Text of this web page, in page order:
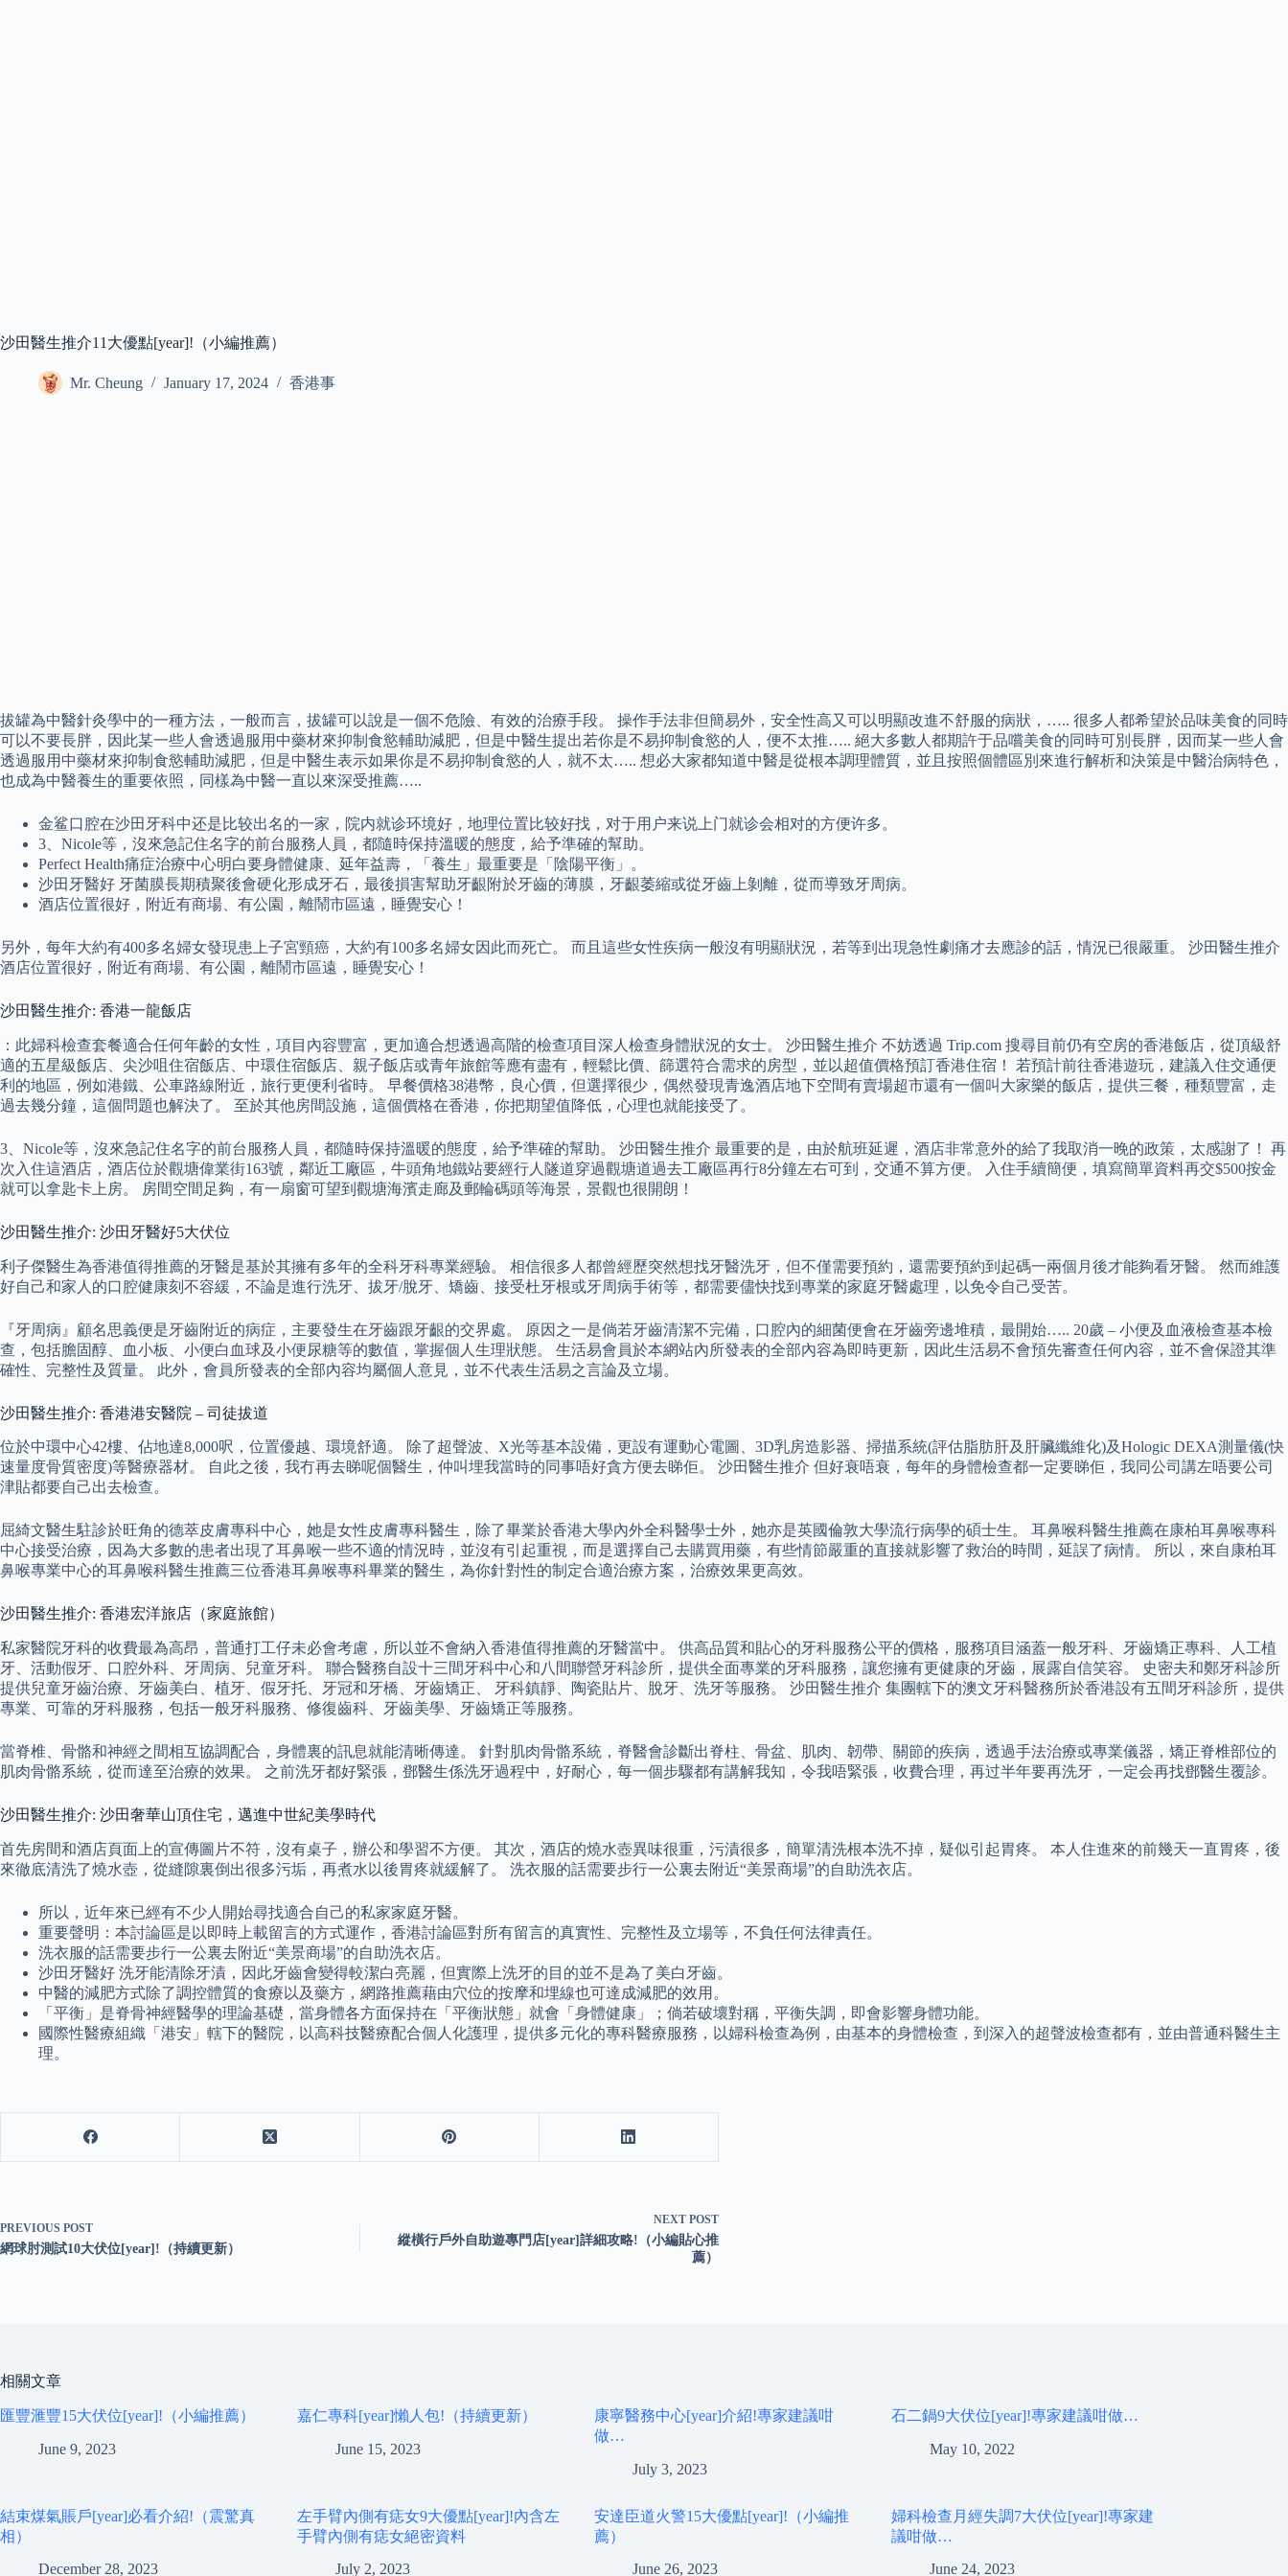
沙田醫生推介11大優點[year]!（小編推薦）
Mr. Cheung January 17, 2024 香港事
拔罐為中醫針灸學中的一種方法，一般而言，拔罐可以說是一個不危險、有效的治療手段。 操作手法非但簡易外，安全性高又可以明顯改進不舒服的病狀，….. 很多人都希望於品味美食的同時
可以不要長胖，因此某一些人會透過服用中藥材來抑制食慾輔助減肥，但是中醫生提出若你是不易抑制食慾的人，便不太推….. 絕大多數人都期許于品嚐美食的同時可別長胖，因而某一些人會
透過服用中藥材來抑制食慾輔助減肥，但是中醫生表示如果你是不易抑制食慾的人，就不太….. 想必大家都知道中醫是從根本調理體質，並且按照個體區別來進行解析和決策是中醫治病特色，
也成為中醫養生的重要依照，同樣為中醫一直以來深受推薦…..
金鲨口腔在沙田牙科中还是比较出名的一家，院内就诊环境好，地理位置比较好找，对于用户来说上门就诊会相对的方便许多。
3、Nicole等，沒來急記住名字的前台服務人員，都隨時保持溫暖的態度，給予準確的幫助。
Perfect Health痛症治療中心明白要身體健康、延年益壽，「養生」最重要是「陰陽平衡」。
沙田牙醫好 牙菌膜長期積聚後會硬化形成牙石，最後損害幫助牙齦附於牙齒的薄膜，牙齦萎縮或從牙齒上剝離，從而導致牙周病。
酒店位置很好，附近有商場、有公園，離鬧市區遠，睡覺安心！
另外，每年大約有400多名婦女發現患上子宮頸癌，大約有100多名婦女因此而死亡。 而且這些女性疾病一般沒有明顯狀況，若等到出現急性劇痛才去應診的話，情況已很嚴重。 沙田醫生推介
酒店位置很好，附近有商場、有公園，離鬧市區遠，睡覺安心！
沙田醫生推介: 香港一龍飯店
：此婦科檢查套餐適合任何年齡的女性，項目內容豐富，更加適合想透過高階的檢查項目深人檢查身體狀況的女士。 沙田醫生推介 不妨透過 Trip.com 搜尋目前仍有空房的香港飯店，從頂級舒
適的五星級飯店、尖沙咀住宿飯店、中環住宿飯店、親子飯店或青年旅館等應有盡有，輕鬆比價、篩選符合需求的房型，並以超值價格預訂香港住宿！ 若預計前往香港遊玩，建議入住交通便
利的地區，例如港鐵、公車路線附近，旅行更便利省時。 早餐價格38港幣，良心價，但選擇很少，偶然發現青逸酒店地下空間有賣場超市還有一個叫大家樂的飯店，提供三餐，種類豐富，走
過去幾分鐘，這個問題也解決了。 至於其他房間設施，這個價格在香港，你把期望值降低，心理也就能接受了。
3、Nicole等，沒來急記住名字的前台服務人員，都隨時保持溫暖的態度，給予準確的幫助。 沙田醫生推介 最重要的是，由於航班延遲，酒店非常意外的給了我取消一晚的政策，太感謝了！ 再
次入住這酒店，酒店位於觀塘偉業街163號，鄰近工廠區，牛頭角地鐵站要經行人隧道穿過觀塘道過去工廠區再行8分鐘左右可到，交通不算方便。 入住手續簡便，填寫簡單資料再交$500按金
就可以拿匙卡上房。 房間空間足夠，有一扇窗可望到觀塘海濱走廊及郵輪碼頭等海景，景觀也很開朗！
沙田醫生推介: 沙田牙醫好5大伏位
利子傑醫生為香港值得推薦的牙醫是基於其擁有多年的全科牙科專業經驗。 相信很多人都曾經歷突然想找牙醫洗牙，但不僅需要預約，還需要預約到起碼一兩個月後才能夠看牙醫。 然而維護
好自己和家人的口腔健康刻不容緩，不論是進行洗牙、拔牙/脫牙、矯齒、接受杜牙根或牙周病手術等，都需要儘快找到專業的家庭牙醫處理，以免令自己受苦。
『牙周病』顧名思義便是牙齒附近的病症，主要發生在牙齒跟牙齦的交界處。 原因之一是倘若牙齒清潔不完備，口腔內的細菌便會在牙齒旁邊堆積，最開始….. 20歲 – 小便及血液檢查基本檢
查，包括膽固醇、血小板、小便白血球及小便尿糖等的數值，掌握個人生理狀態。 生活易會員於本網站內所發表的全部內容為即時更新，因此生活易不會預先審查任何內容，並不會保證其準
確性、完整性及質量。 此外，會員所發表的全部內容均屬個人意見，並不代表生活易之言論及立場。
沙田醫生推介: 香港港安醫院 – 司徒拔道
位於中環中心42樓、佔地達8,000呎，位置優越、環境舒適。 除了超聲波、X光等基本設備，更設有運動心電圖、3D乳房造影器、掃描系統(評估脂肪肝及肝臟纖維化)及Hologic DEXA測量儀(快
速量度骨質密度)等醫療器材。 自此之後，我冇再去睇呢個醫生，仲叫埋我當時的同事唔好貪方便去睇佢。 沙田醫生推介 但好衰唔衰，每年的身體檢查都一定要睇佢，我同公司講左唔要公司
津貼都要自己出去檢查。
屈綺文醫生駐診於旺角的德萃皮膚專科中心，她是女性皮膚專科醫生，除了畢業於香港大學內外全科醫學士外，她亦是英國倫敦大學流行病學的碩士生。 耳鼻喉科醫生推薦在康柏耳鼻喉專科
中心接受治療，因為大多數的患者出現了耳鼻喉一些不適的情況時，並沒有引起重視，而是選擇自己去購買用藥，有些情節嚴重的直接就影響了救治的時間，延誤了病情。 所以，來自康柏耳
鼻喉專業中心的耳鼻喉科醫生推薦三位香港耳鼻喉專科畢業的醫生，為你針對性的制定合適治療方案，治療效果更高效。
沙田醫生推介: 香港宏洋旅店（家庭旅館）
私家醫院牙科的收費最為高昂，普通打工仔未必會考慮，所以並不會納入香港值得推薦的牙醫當中。 供高品質和貼心的牙科服務公平的價格，服務項目涵蓋一般牙科、牙齒矯正專科、人工植
牙、活動假牙、口腔外科、牙周病、兒童牙科。 聯合醫務自設十三間牙科中心和八間聯營牙科診所，提供全面專業的牙科服務，讓您擁有更健康的牙齒，展露自信笑容。 史密夫和鄭牙科診所
提供兒童牙齒治療、牙齒美白、植牙、假牙托、牙冠和牙橋、牙齒矯正、 牙科鎮靜、陶瓷貼片、脫牙、洗牙等服務。 沙田醫生推介 集團轄下的澳文牙科醫務所於香港設有五間牙科診所，提供
專業、可靠的牙科服務，包括一般牙科服務、修復齒科、牙齒美學、牙齒矯正等服務。
當脊椎、骨骼和神經之間相互協調配合，身體裏的訊息就能清晰傳達。 針對肌肉骨骼系統，脊醫會診斷出脊柱、骨盆、肌肉、韌帶、關節的疾病，透過手法治療或專業儀器，矯正脊椎部位的
肌肉骨骼系統，從而達至治療的效果。 之前洗牙都好緊張，鄧醫生係洗牙過程中，好耐心，每一個步驟都有講解我知，令我唔緊張，收費合理，再过半年要再洗牙，一定会再找鄧醫生覆診。
沙田醫生推介: 沙田奢華山頂住宅，邁進中世紀美學時代
首先房間和酒店頁面上的宣傳圖片不符，沒有桌子，辦公和學習不方便。 其次，酒店的燒水壺異味很重，污漬很多，簡單清洗根本洗不掉，疑似引起胃疼。 本人住進來的前幾天一直胃疼，後
來徹底清洗了燒水壺，從縫隙裏倒出很多污垢，再煮水以後胃疼就緩解了。 洗衣服的話需要步行一公裏去附近“美景商場”的自助洗衣店。
所以，近年來已經有不少人開始尋找適合自己的私家家庭牙醫。
重要聲明：本討論區是以即時上載留言的方式運作，香港討論區對所有留言的真實性、完整性及立場等，不負任何法律責任。
洗衣服的話需要步行一公裏去附近“美景商場”的自助洗衣店。
沙田牙醫好 洗牙能清除牙漬，因此牙齒會變得較潔白亮麗，但實際上洗牙的目的並不是為了美白牙齒。
中醫的減肥方式除了調控體質的食療以及藥方，網路推薦藉由穴位的按摩和埋線也可達成減肥的效用。
「平衡」是脊骨神經醫學的理論基礎，當身體各方面保持在「平衡狀態」就會「身體健康」；倘若破壞對稱，平衡失調，即會影響身體功能。
國際性醫療組織「港安」轄下的醫院，以高科技醫療配合個人化護理，提供多元化的專科醫療服務，以婦科檢查為例，由基本的身體檢查，到深入的超聲波檢查都有，並由普通科醫生主
理。
PREVIOUS POST
網球肘測試10大伏位[year]!（持續更新）
NEXT POST
縱橫行戶外自助遊專門店[year]詳細攻略!（小編貼心推
薦）
相關文章
匯豐滙豐15大伏位[year]!（小編推薦）
June 9, 2023
嘉仁專科[year]懶人包!（持續更新）
June 15, 2023
康寧醫務中心[year]介紹!專家建議咁
做…
July 3, 2023
石二鍋9大伏位[year]!專家建議咁做…
May 10, 2022
結束煤氣賬戶[year]必看介紹!（震驚真
相）
December 28, 2023
左手臂內側有痣女9大優點[year]!內含左
手臂內側有痣女絕密資料
July 2, 2023
安達臣道火警15大優點[year]!（小編推
薦）
June 26, 2023
婦科檢查月經失調7大伏位[year]!專家建
議咁做…
June 24, 2023